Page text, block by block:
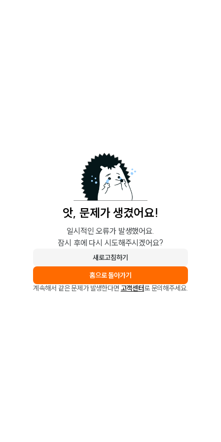
앗, 문제가 생겼어요!
일시적인 오류가 발생했어요.
잠시 후에 다시 시도해주시겠어요?
새로고침하기
홈으로 돌아가기
계속해서 같은 문제가 발생한다면 고객센터로 문의해주세요.